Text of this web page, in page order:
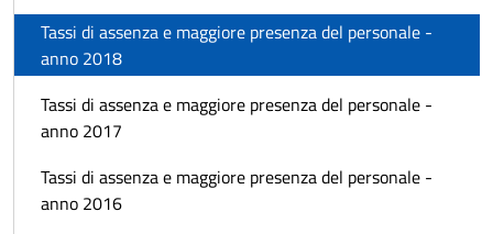
Tassi di assenza e maggiore presenza del personale -
anno 2018
Tassi di assenza e maggiore presenza del personale -
anno 2017
Tassi di assenza e maggiore presenza del personale -
anno 2016